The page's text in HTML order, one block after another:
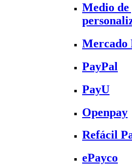
Medio de
Mercado
PayPal
PayU
Openpay
Refácil
ePayco